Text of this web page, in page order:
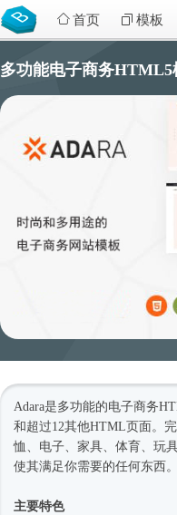
首页 模板
多功能电子商务
Adara是多功能的电子商务
和超过12其他HTML页面。
恤、电子、家具、体育、玩
使其满足你需要的任何东西。
主要特色